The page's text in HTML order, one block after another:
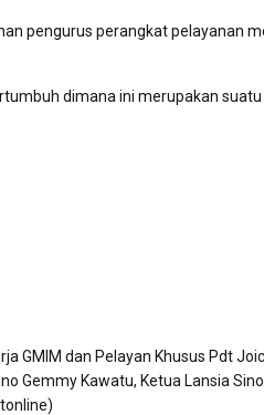
pengurus perangkat pelayanan
dimana ini merupakan
GMIM dan Pelayan Khusus Pdt
Gemmy Kawatu, Ketua Lansia